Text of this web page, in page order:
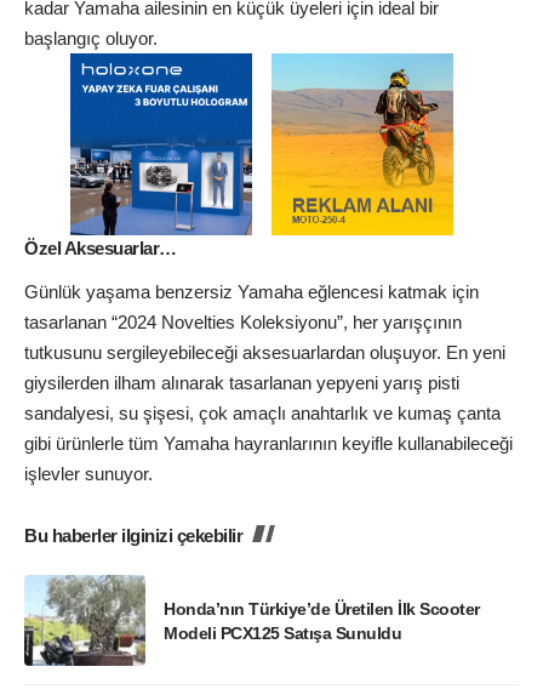
kadar Yamaha ailesinin en küçük üyeleri için ideal bir
başlangıç oluyor.
Özel Aksesuarlar…
Günlük yaşama benzersiz Yamaha eğlencesi katmak için
tasarlanan “2024 Novelties Koleksiyonu”, her yarışçının
tutkusunu sergileyebileceği aksesuarlardan oluşuyor. En yeni
giysilerden ilham alınarak tasarlanan yepyeni yarış pisti
sandalyesi, su şişesi, çok amaçlı anahtarlık ve kumaş çanta
gibi ürünlerle tüm Yamaha hayranlarının keyifle kullanabileceği
işlevler sunuyor.
Bu haberler ilginizi çekebilir
Honda’nın Türkiye’de Üretilen İlk Scooter
Modeli PCX125 Satışa Sunuldu